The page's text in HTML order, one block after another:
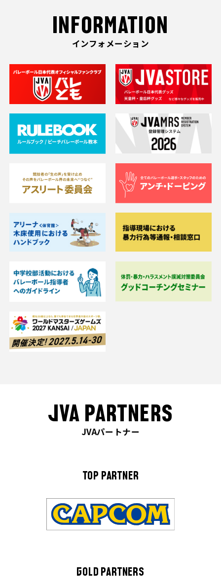
INFORMATION
インフォメーション
JVA PARTNERS
JVAパートナー
TOP PARTNER
GOLD PARTNERS